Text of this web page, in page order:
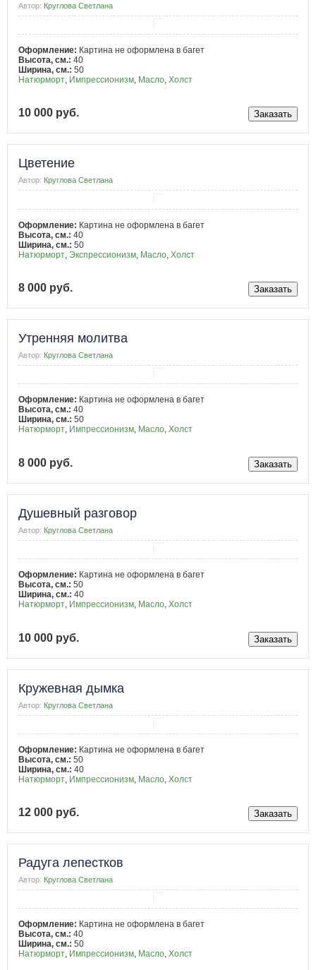
Автор: Круглова Светлана
Оформление: Картина не оформлена в багет
Высота, см.: 40
Ширина, см.: 50
Натюрморт, Импрессионизм, Масло, Холст
10 000 руб.
Цветение
Автор: Круглова Светлана
Оформление: Картина не оформлена в багет
Высота, см.: 40
Ширина, см.: 50
Натюрморт Экспрессионизм Масло Холст
8 000 руб.
Утренняя молитва
Автор: Круглова Светлана
Оформление: Картина не оформлена в багет
Высота, см.: 40
Ширина, см.: 50
Натюрморт, Импрессионизм, Масло, Холст
8 000 руб.
Душевный разговор
Автор: Круглова Светлана
Оформление: Картина не оформлена в багет
Высота, см.: 50
Ширина, см.: 40
Натюрморт, Импрессионизм, Масло, Холст
10 000 руб.
Кружевная дымка
Автор: Круглова Светлана
Оформление: Картина не оформлена в багет
Высота, см.: 50
Ширина, см.: 40
Натюрморт Импрессионизм Масло Холст
12 000 руб.
Радуга лепестков
Автор: Круглова Светлана
Оформление: Картина не оформлена в багет
Высота, см.: 40
Ширина, см.: 50
Натюрморт, Импрессионизм, Масло, Холст